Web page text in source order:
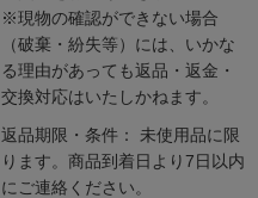
※現物の確認ができない場合
（破棄・紛失等）には、いかな
る理由があっても返品・返金・
交換対応はいたしかねます。
返品期限・条件： 未使用品に限
ります。商品到着日より7日以内
にご連絡ください。